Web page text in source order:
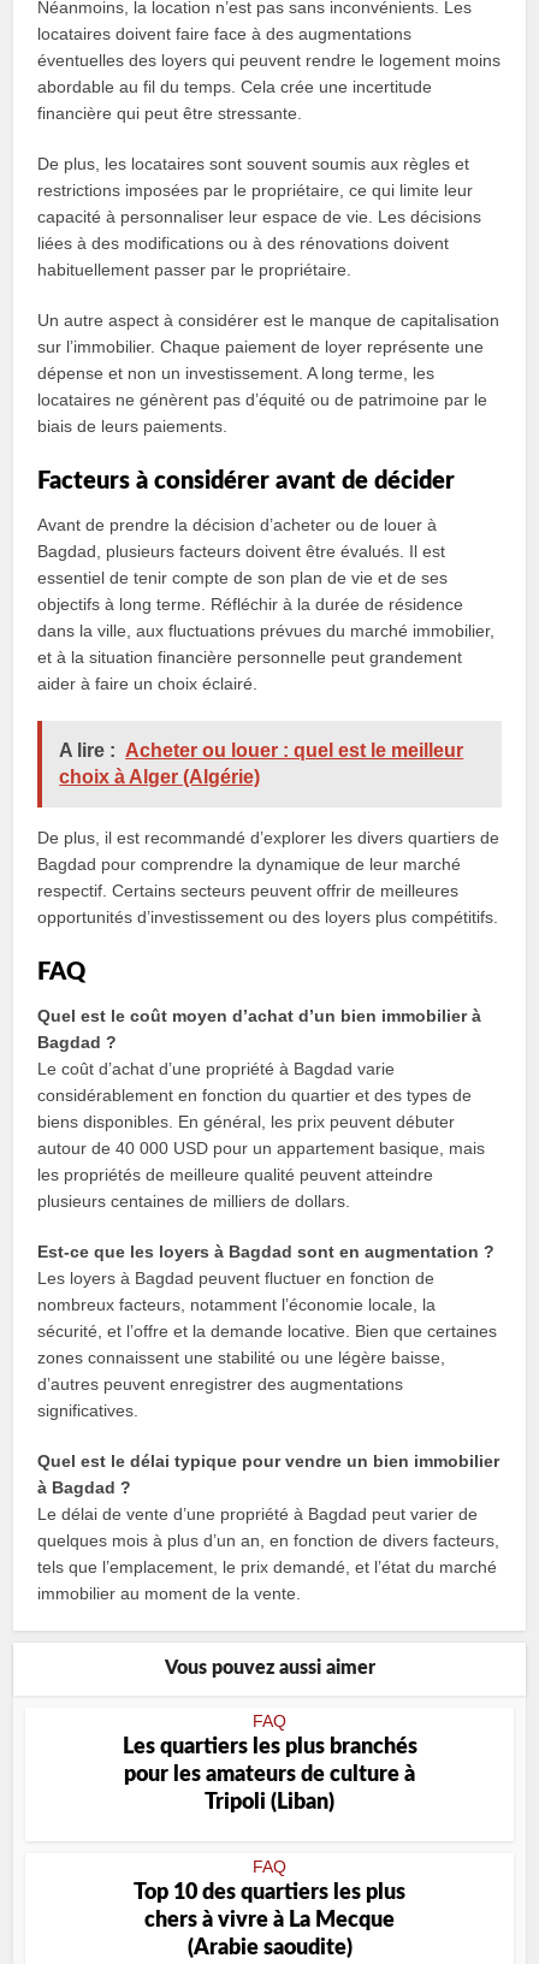
Néanmoins, la location n’est pas sans inconvénients. Les
locataires doivent faire face à des augmentations
éventuelles des loyers qui peuvent rendre le logement moins
abordable au fil du temps. Cela crée une incertitude
financière qui peut être stressante.
De plus, les locataires sont souvent soumis aux règles et
restrictions imposées par le propriétaire, ce qui limite leur
capacité à personnaliser leur espace de vie. Les décisions
liées à des modifications ou à des rénovations doivent
habituellement passer par le propriétaire.
Un autre aspect à considérer est le manque de capitalisation
sur l’immobilier. Chaque paiement de loyer représente une
dépense et non un investissement. A long terme, les
locataires ne génèrent pas d’équité ou de patrimoine par le
biais de leurs paiements.
Facteurs à considérer avant de décider
Avant de prendre la décision d’acheter ou de louer à
Bagdad, plusieurs facteurs doivent être évalués. Il est
essentiel de tenir compte de son plan de vie et de ses
objectifs à long terme. Réfléchir à la durée de résidence
dans la ville, aux fluctuations prévues du marché immobilier,
et à la situation financière personnelle peut grandement
aider à faire un choix éclairé.
A lire : Acheter ou louer : quel est le meilleur
choix à Alger (Algérie)
De plus, il est recommandé d’explorer les divers quartiers de
Bagdad pour comprendre la dynamique de leur marché
respectif. Certains secteurs peuvent offrir de meilleures
opportunités d’investissement ou des loyers plus compétitifs.
FAQ
Quel est le coût moyen d’achat d’un bien immobilier à
Bagdad ?
Le coût d’achat d’une propriété à Bagdad varie
considérablement en fonction du quartier et des types de
biens disponibles. En général, les prix peuvent débuter
autour de 40 000 USD pour un appartement basique, mais
les propriétés de meilleure qualité peuvent atteindre
plusieurs centaines de milliers de dollars.
Est-ce que les loyers à Bagdad sont en augmentation ?
Les loyers à Bagdad peuvent fluctuer en fonction de
nombreux facteurs, notamment l’économie locale, la
sécurité, et l’offre et la demande locative. Bien que certaines
zones connaissent une stabilité ou une légère baisse,
d’autres peuvent enregistrer des augmentations
significatives.
Quel est le délai typique pour vendre un bien immobilier
à Bagdad ?
Le délai de vente d’une propriété à Bagdad peut varier de
quelques mois à plus d’un an, en fonction de divers facteurs,
tels que l’emplacement, le prix demandé, et l’état du marché
immobilier au moment de la vente.
Vous pouvez aussi aimer
FAQ
Les quartiers les plus branchés
pour les amateurs de culture à
Tripoli (Liban)
FAQ
Top 10 des quartiers les plus
chers à vivre à La Mecque
(Arabie saoudite)